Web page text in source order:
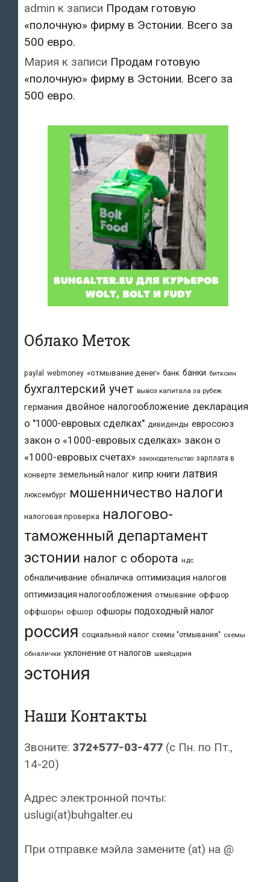
admin к записи Продам готовую
«полочную» фирму в Эстонии. Всего за
500 евро.
Мария к записи Продам готовую
«полочную» фирму в Эстонии. Всего за
500 евро.
Облако Меток
paylal webmoney «отмывание денег» банк банки биткоин
бухгалтерский учет вывоз капитала за рубеж
германия двойное налогообложение декларация
о "1000-евровых сделках" дивиденды евросоюз
закон о «1000-евровых сделках» закон о
«1000-евровых счетах» законодательство зарплата в
конверте земельный налог кипр книги латвия
люксембург мошенничество налоги
налоговая проверка налогово-
таможенный департамент
эстонии налог с оборота ндс
обналичивание обналичка оптимизация налогов
оптимизация налогообложения отмывание оффшор
оффшоры офшор офшоры подоходный налог
россия социальный налог схемы "отмывания" схемы
обналички уклонение от налогов швейцария
эстония
Наши Контакты
Звоните: 372+577-03-477 (с Пн. по Пт.,
14-20)
Адрес электронной почты:
uslugi(at)buhgalter.eu
При отправке мэйла замените (at) на @